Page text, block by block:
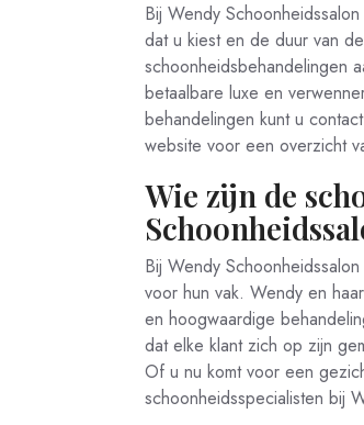
Bij Wendy
dat u kiest en de duur van
schoonheidsbehandelingen
betaalbare luxe en
behandelingen kunt u
website voor een overzicht
Wie zijn de
Bij Wendy
voor hun vak. Wendy en
en hoogwaardige
dat elke klant zich op zijn
Of u nu komt voor een
schoonheidsspecialisten bij